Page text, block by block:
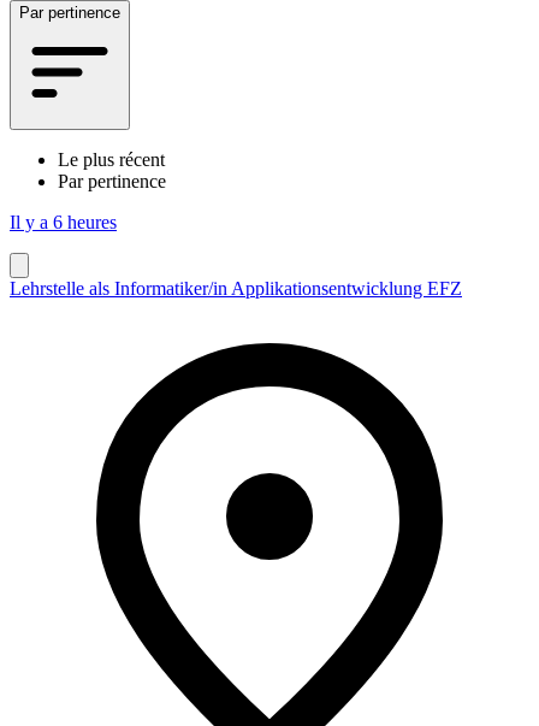
Par pertinence
Le plus récent
Par pertinence
Il y a 6 heures
Lehrstelle als Informatiker/in Applikationsentwicklung EFZ